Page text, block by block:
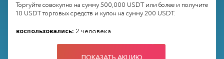
Торгуйте совокупно на сумму 500,000 USDT или более и получите
10 USDT торговых средств и купон на сумму 200 USDT.
воспользовались: 2 человека
ПОКАЗАТЬ АКЦИЮ